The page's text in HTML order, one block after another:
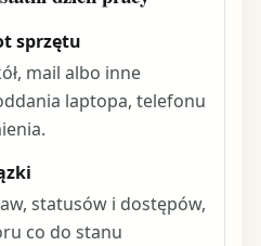
sprzętu
mail albo inne
laptopa, telefonu
statusów i dostępów,
co do stanu